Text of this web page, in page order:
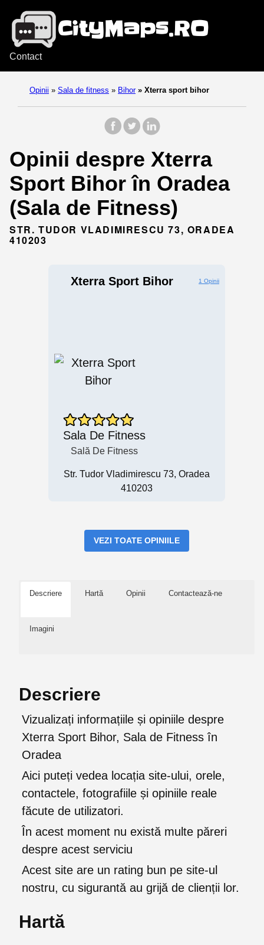
Contact
Opinii » Sala de fitness » Bihor » Xterra sport bihor
Opinii despre Xterra
Sport Bihor în Oradea
(Sala de Fitness)
STR. TUDOR VLADIMIRESCU 73, ORADEA
410203
Xterra Sport Bihor 1 Opinii
Sala De Fitness
Sală De Fitness
Str. Tudor Vladimirescu 73, Oradea
410203
VEZI TOATE OPINIILE
Descriere Hartă Opinii Contactează-ne
Imagini
Descriere
Vizualizați informațiile și opiniile despre
Xterra Sport Bihor, Sala de Fitness în
Oradea
Aici puteți vedea locația site-ului, orele,
contactele, fotografiile și opiniile reale
făcute de utilizatori.
În acest moment nu există multe păreri
despre acest serviciu
Acest site are un rating bun pe site-ul
nostru, cu sigurantă au grijă de clienții lor.
Hartă